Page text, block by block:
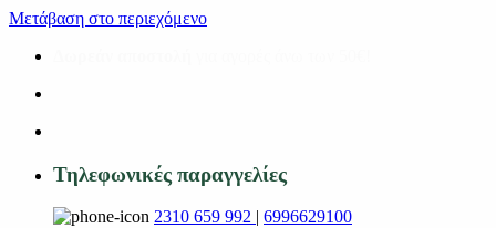
Μετάβαση στο περιεχόμενο
Τηλεφωνικές παραγγελίες
2310 659 992 | 6996629100